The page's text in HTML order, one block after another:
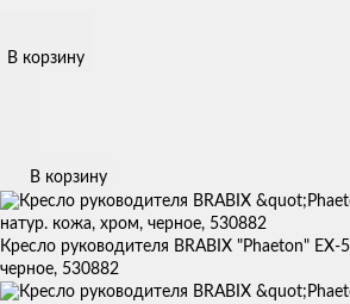
В корзину
В корзину
Кресло руководителя BRABIX "Phaeton" EX-
черное, 530882